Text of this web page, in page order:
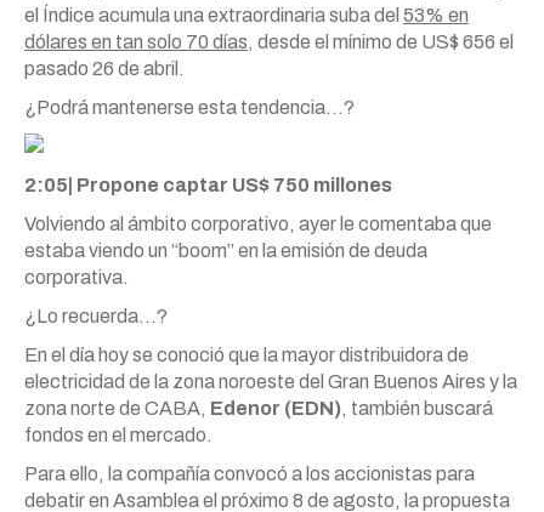
el Índice acumula una extraordinaria suba del 53% en
dólares en tan solo 70 días, desde el mínimo de US$ 656 el
pasado 26 de abril.
¿Podrá mantenerse esta tendencia…?
2:05| Propone captar US$ 750 millones
Volviendo al ámbito corporativo, ayer le comentaba que
estaba viendo un “boom” en la emisión de deuda
corporativa.
¿Lo recuerda…?
En el día hoy se conoció que la mayor distribuidora de
electricidad de la zona noroeste del Gran Buenos Aires y la
zona norte de CABA, Edenor (EDN), también buscará
fondos en el mercado.
Para ello, la compañía convocó a los accionistas para
debatir en Asamblea el próximo 8 de agosto, la propuesta